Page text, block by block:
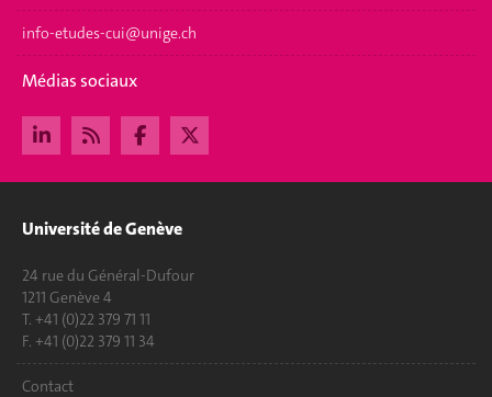
info-etudes-cui@unige.ch
Médias sociaux
Université de Genève
24 rue du Général-Dufour
1211 Genève 4
T. +41 (0)22 379 71 11
F. +41 (0)22 379 11 34
Contact